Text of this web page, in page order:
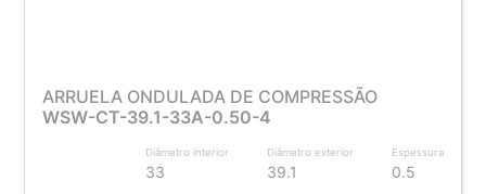
ARRUELA ONDULADA DE COMPRESSÃO
WSW-CT-39.1-33A-0.50-4
Diâmetro interior
33
Diâmetro exterior
39.1
Espessura
0.5